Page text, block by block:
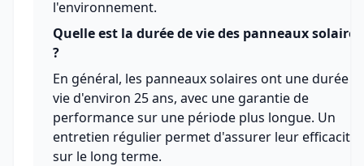
l'environnement.
Quelle est la durée de vie des panneaux solaires
?
En général, les panneaux solaires ont une durée
vie d'environ 25 ans, avec une garantie de
performance sur une période plus longue. Un
entretien régulier permet d'assurer leur efficacité
sur le long terme.